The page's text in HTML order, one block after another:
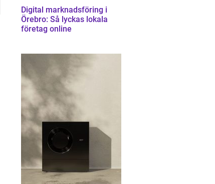
Digital marknadsföring i
Örebro: Så lyckas lokala
företag online